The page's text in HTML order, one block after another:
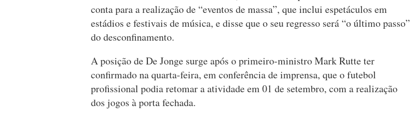
conta para a realização de “eventos de massa”, que inclui espetáculos em
estádios e festivais de música, e disse que o seu regresso será “o último passo”
do desconfinamento.
A posição de De Jonge surge após o primeiro-ministro Mark Rutte ter
confirmado na quarta-feira, em conferência de imprensa, que o futebol
profissional podia retomar a atividade em 01 de setembro, com a realização
dos jogos à porta fechada.